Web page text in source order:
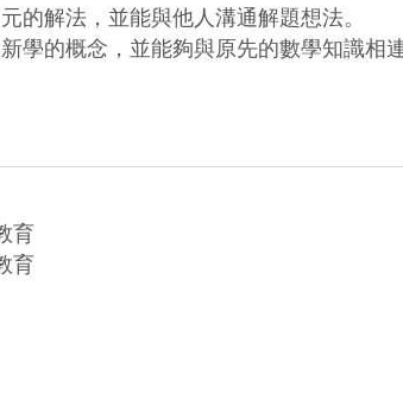
的解法，並能與他人溝通解題想法。
育
育